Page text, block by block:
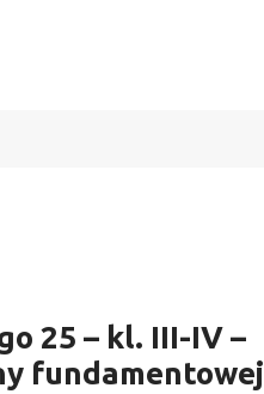
25 – kl. III-IV –
fundamentowej